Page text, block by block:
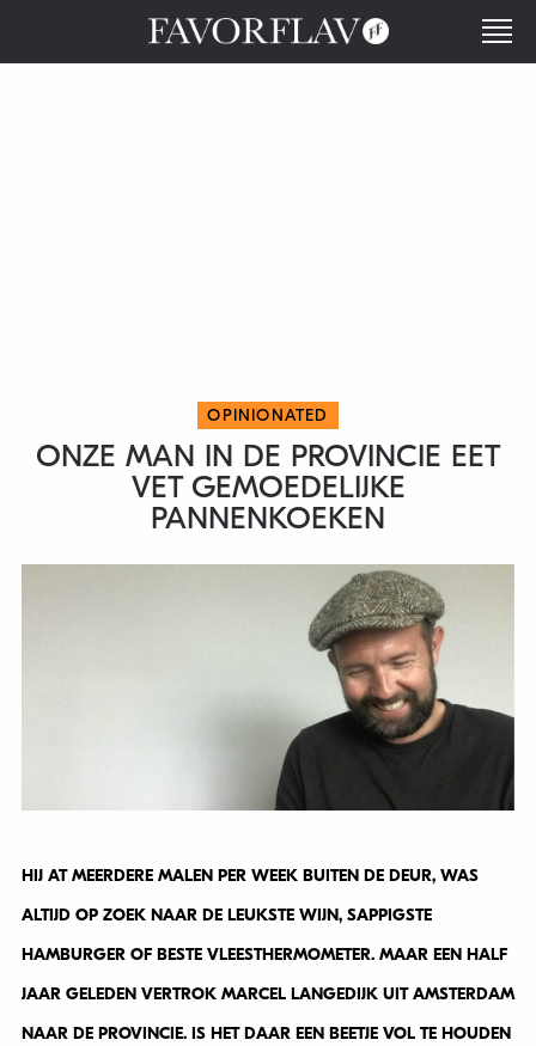
OPINIONATED
ONZE MAN IN DE PROVINCIE EET
VET GEMOEDELIJKE
PANNENKOEKEN
HIJ AT MEERDERE MALEN PER WEEK BUITEN DE DEUR, WAS
ALTIJD OP ZOEK NAAR DE LEUKSTE WIJN, SAPPIGSTE
HAMBURGER OF BESTE VLEESTHERMOMETER. MAAR EEN HALF
JAAR GELEDEN VERTROK MARCEL LANGEDIJK UIT AMSTERDAM
NAAR DE PROVINCIE. IS HET DAAR EEN BEETJE VOL TE HOUDEN